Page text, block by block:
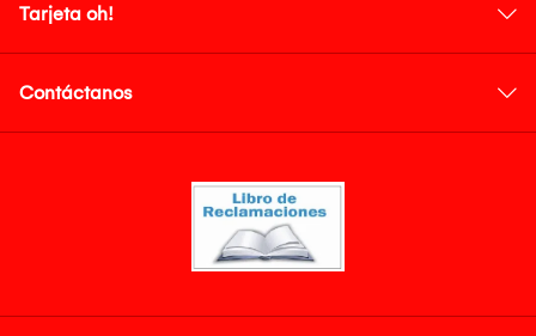
Tarjeta oh!
Contáctanos